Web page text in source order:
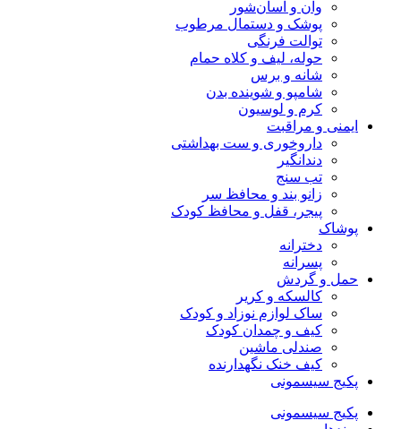
وان و آسان‌شور
پوشک و دستمال مرطوب
توالت فرنگی
حوله، لیف و کلاه حمام
شانه و برس
شامپو و شوینده بدن
کرم و لوسیون
ایمنی و مراقبت
داروخوری و ست بهداشتی
دندانگیر
تب‌ سنج
زانو بند و محافظ سر
پیجر، قفل و محافظ کودک
پوشاک
دخترانه
پسرانه
حمل و گردش
کالسکه و کریر
ساک لوازم نوزاد و کودک
کیف و چمدان کودک
صندلی ماشین
کیف خنک نگهدارنده
پکیج سیسمونی
پکیج سیسمونی